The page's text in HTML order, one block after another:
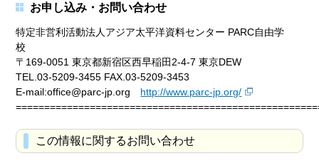
お申し込み・お問い合わせ
特定非営利活動法人アジア太平洋資料センター PARC自由学
校
〒169-0051 東京都新宿区西早稲田2-4-7 東京DEW
TEL.03-5209-3455 FAX.03-5209-3453
E-mail:office@parc-jp.org http://www.parc-jp.org/
この情報に関するお問い合わせ